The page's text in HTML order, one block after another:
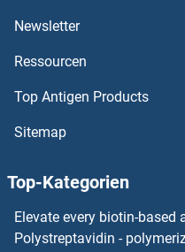
OR13D1 ELISA Kits
OR13C9 ELISA Kits
OR13C8 ELISA Kits
OR13C4 ELISA Kits
OR13C3 ELISA Kits
Newsletter
Ressourcen
Top Antigen Products
Sitemap
Top-Kategorien
Elevate every biotin-based
Polystreptavidin -